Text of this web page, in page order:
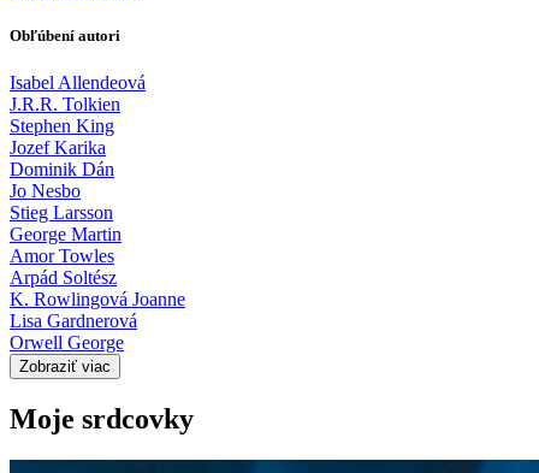
Obľúbení autori
Isabel Allendeová
J.R.R. Tolkien
Stephen King
Jozef Karika
Dominik Dán
Jo Nesbo
Stieg Larsson
George Martin
Amor Towles
Arpád Soltész
K. Rowlingová Joanne
Lisa Gardnerová
Orwell George
Zobraziť viac
Moje srdcovky